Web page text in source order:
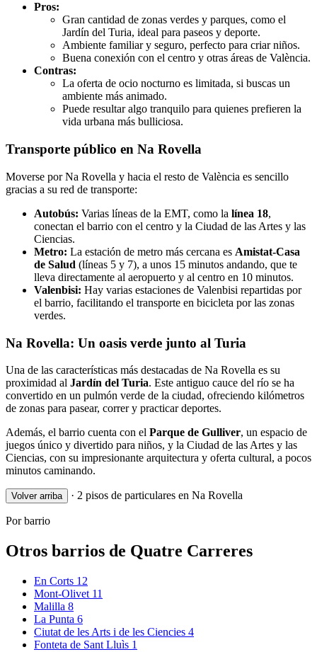
Pros:
Gran cantidad de zonas verdes y parques, como el
Jardín del Turia, ideal para paseos y deporte.
Ambiente familiar y seguro, perfecto para criar niños.
Buena conexión con el centro y otras áreas de València.
Contras:
La oferta de ocio nocturno es limitada, si buscas un
ambiente más animado.
Puede resultar algo tranquilo para quienes prefieren la
vida urbana más bulliciosa.
Transporte público en Na Rovella
Moverse por Na Rovella y hacia el resto de València es sencillo
gracias a su red de transporte:
Autobús: Varias líneas de la EMT, como la línea 18,
conectan el barrio con el centro y la Ciudad de las Artes y las
Ciencias.
Metro: La estación de metro más cercana es Amistat-Casa
de Salud (líneas 5 y 7), a unos 15 minutos andando, que te
lleva directamente al aeropuerto y al centro en 10 minutos.
Valenbisi: Hay varias estaciones de Valenbisi repartidas por
el barrio, facilitando el transporte en bicicleta por las zonas
verdes.
Na Rovella: Un oasis verde junto al Turia
Una de las características más destacadas de Na Rovella es su
proximidad al Jardín del Turia. Este antiguo cauce del río se ha
convertido en un pulmón verde de la ciudad, ofreciendo kilómetros
de zonas para pasear, correr y practicar deportes.
Además, el barrio cuenta con el Parque de Gulliver, un espacio de
juegos único y divertido para niños, y la Ciudad de las Artes y las
Ciencias, con su impresionante arquitectura y oferta cultural, a pocos
minutos caminando.
Volver arriba · 2 pisos de particulares en Na Rovella
Por barrio
Otros barrios de Quatre Carreres
En Corts 12
Mont-Olivet 11
Malilla 8
La Punta 6
Ciutat de les Arts i de les Ciencies 4
Fonteta de Sant Lluìs 1